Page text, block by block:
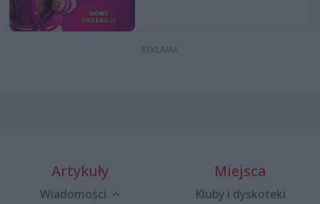
Artykuły
Wiadomości
Miejsca
Kluby i dyskoteki